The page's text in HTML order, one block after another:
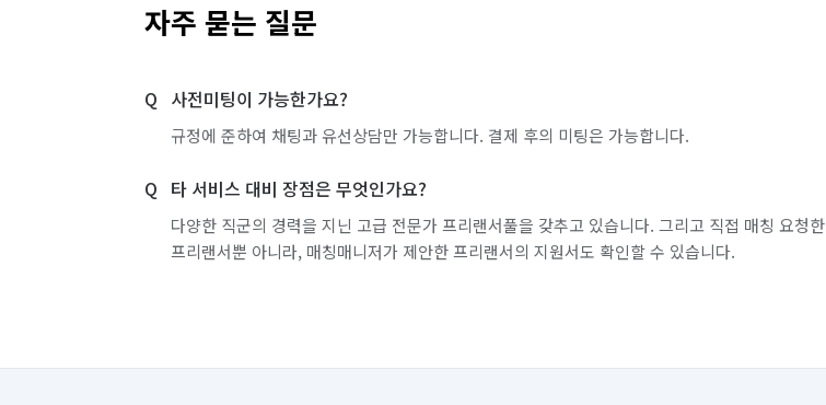
자주 묻는 질문
사전미팅이 가능한가요?
규정에 준하여 채팅과 유선상담만 가능합니다. 결제 후의 미팅은 가능합니다.
타 서비스 대비 장점은 무엇인가요?
다양한 직군의 경력을 지닌 고급 전문가 프리랜서풀을 갖추고 있습니다. 그리고 직접 매칭 요청한
프리랜서뿐 아니라, 매칭매니저가 제안한 프리랜서의 지원서도 확인할 수 있습니다.